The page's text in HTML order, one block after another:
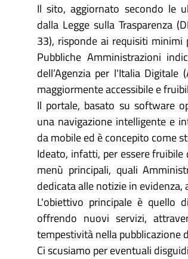
Il sito, aggiornato secondo le
dalla Legge sulla Trasparenza
33), risponde ai requisiti
Pubbliche Amministrazioni
dell’Agenzia per l'Italia Digitale
maggiormente accessibile e
Il portale, basato su software
una navigazione intelligente e
da mobile ed è concepito come
Ideato, infatti, per essere
menù principali, quali
dedicata alle notizie in
L'obiettivo principale è quello
offrendo nuovi servizi,
tempestività nella pubblicazione
Ci scusiamo per eventuali